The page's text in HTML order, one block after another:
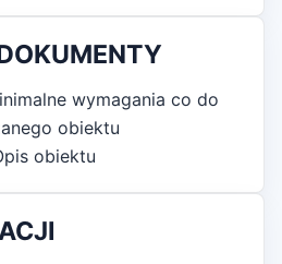
wymagania co do
obiektu
obiektu